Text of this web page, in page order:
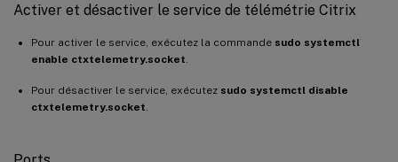
Activer et désactiver le service de télémétrie Citrix
Pour activer le service, exécutez la commande sudo systemctl
enable ctxtelemetry.socket
Pour désactiver le service, exécutez sudo systemctl disable
ctxtelemetry.socket